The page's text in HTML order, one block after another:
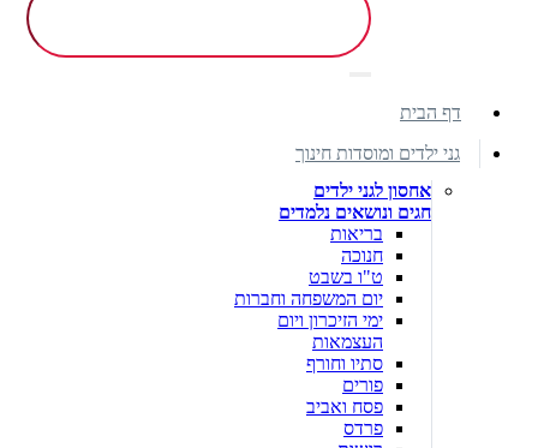
דף הבית
גני ילדים ומוסדות חינוך
אחסון לגני ילדים
חגים ונושאים נלמדים
בריאות
חנוכה
ט"ו בשבט
יום המשפחה וחברות
ימי הזיכרון ויום
העצמאות
סתיו וחורף
פורים
פסח ואביב
פרדס